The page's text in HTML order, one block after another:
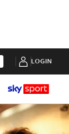
LOGIN